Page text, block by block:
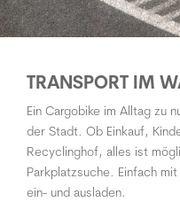
TRANSPORT IM
Ein Cargobike im Alltag zu
der Stadt. Ob Einkauf,
Recyclinghof, alles ist
Parkplatzsuche. Einfach
ein- und ausladen.